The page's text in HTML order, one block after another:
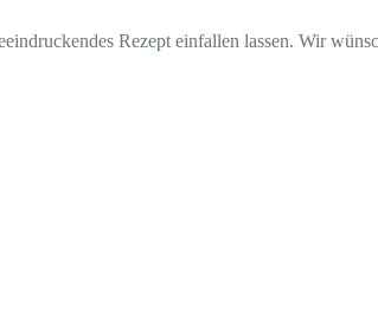
Rezept einfallen lassen. Wir